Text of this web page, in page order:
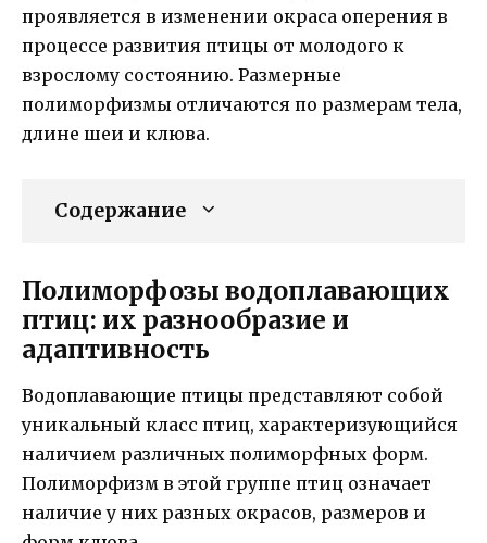
проявляется в изменении окраса оперения в
процессе развития птицы от молодого к
взрослому состоянию. Размерные
полиморфизмы отличаются по размерам тела,
длине шеи и клюва.
Содержание
Полиморфозы водоплавающих
птиц: их разнообразие и
адаптивность
Водоплавающие птицы представляют собой
уникальный класс птиц, характеризующийся
наличием различных полиморфных форм.
Полиморфизм в этой группе птиц означает
наличие у них разных окрасов, размеров и